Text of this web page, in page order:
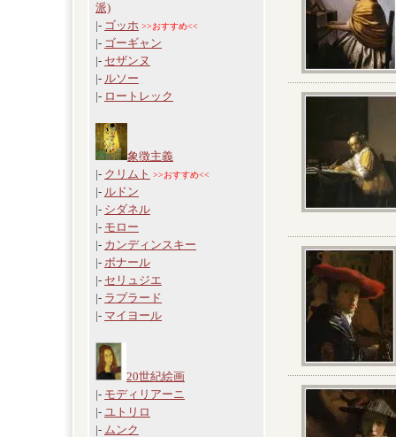
派)
|- ゴッホ >>おすすめ<<
|- ゴーギャン
|- セザンヌ
|- ルソー
|- ロートレック
象徴主義
|- クリムト >>おすすめ<<
|- ルドン
|- シダネル
|- モロー
|- カンディンスキー
|- ボナール
|- セリュジエ
|- ラプラード
|- マイヨール
20世紀絵画
|- モディリアーニ
|- ユトリロ
|- ムンク